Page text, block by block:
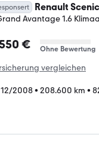
Renault Scenic
Avantage 1.6
€ Ohne Bewertung
vergleichen
12/2008• 208.600 km •